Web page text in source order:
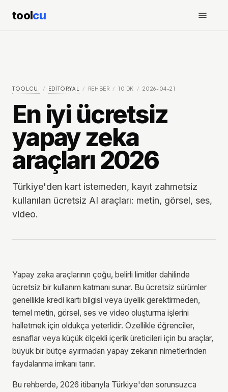
toolcu
TOOLCU. / EDITÖRYAL / REHBER / 10 DK / 2026-04-21
En iyi ücretsiz
yapay zeka
araçları 2026
Türkiye'den kart istemeden, kayıt zahmetsiz
kullanılan ücretsiz AI araçları: metin, görsel, ses,
video.
Yapay zeka araçlarının çoğu, belirli limitler dahilinde
ücretsiz bir kullanım katmanı sunar. Bu ücretsiz sürümler
genellikle kredi kartı bilgisi veya üyelik gerektirmeden,
temel metin, görsel, ses ve video oluşturma işlerini
halletmek için oldukça yeterlidir. Özellikle öğrenciler,
esnaflar veya küçük ölçekli içerik üreticileri için bu araçlar,
büyük bir bütçe ayırmadan yapay zekanın nimetlerinden
faydalanma imkanı tanır.
Bu rehberde, 2026 itibarıyla Türkiye'den sorunsuzca